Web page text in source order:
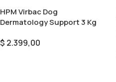
HPM Virbac Dog
Dermatology Support 3 Kg
$ 2.399,00